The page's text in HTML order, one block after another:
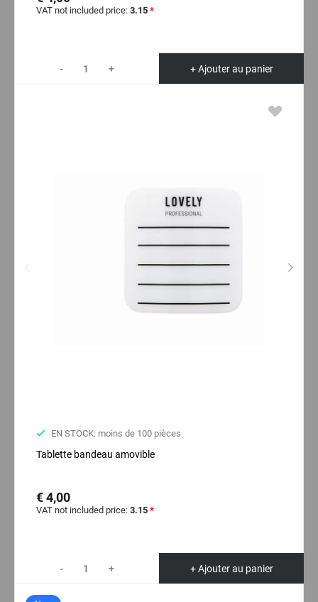
VAT not included price: 3.15 *
- + + Ajouter au panier
EN STOCK: moins de 100 pièces
Tablette bandeau amovible
€ 4,00
VAT not included price: 3.15 *
- + + Ajouter au panier